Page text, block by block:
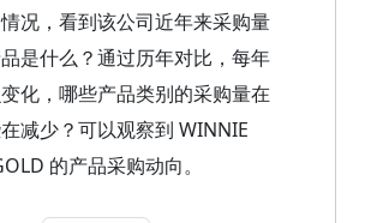
况，看到该公司近年来采购量
是什么？通过历年对比，每年
化，哪些产品类别的采购量在
减少？可以观察到 WINNIE
的产品采购动向。